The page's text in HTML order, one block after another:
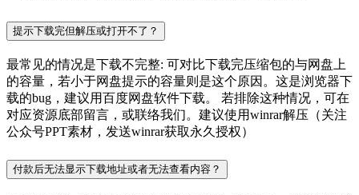
提示下载完但解压或打开不了？
最常见的情况是下载不完整: 可对比下载完压缩包的与网盘上
的容量，若小于网盘提示的容量则是这个原因。这是浏览器下
载的bug，建议用百度网盘软件下载。 若排除这种情况，可在
对应资源底部留言，或联络我们。建议使用winrar解压（关注
公众号PPT素材，发送winrar获取永久授权）
付款后无法显示下载地址或者无法查看内容？